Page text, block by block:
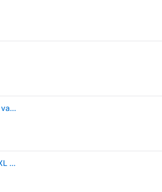
Goodyear Eagle F1 Asymmetric 6 ( 245/45 R18 100Y XL EVR, vannesuojalla (MFS) )
Kesärenkaat GOODYEAR Eagle F1 Asymmetric 6 245/45R18 XL 100Y